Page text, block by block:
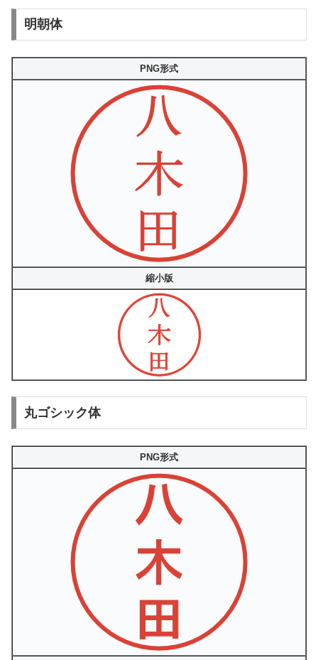
明朝体
PNG形式
縮小版
丸ゴシック体
PNG形式